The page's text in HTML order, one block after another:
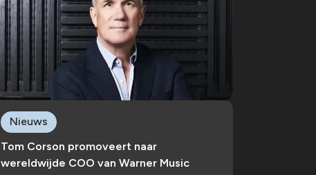
Tom Corson promoveert naar
wereldwijde COO van Warner Music
Nieuws